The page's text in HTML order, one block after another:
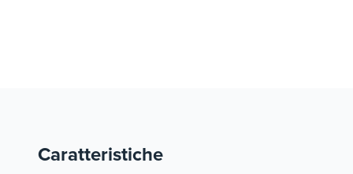
Caratteristiche